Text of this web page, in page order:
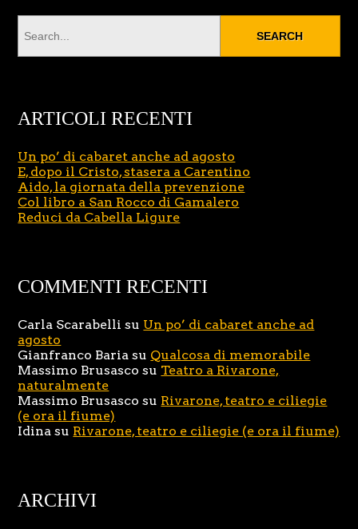
ARTICOLI RECENTI
Un po’ di cabaret anche ad agosto
E, dopo il Cristo, stasera a Carentino
Aido, la giornata della prevenzione
Col libro a San Rocco di Gamalero
Reduci da Cabella Ligure
COMMENTI RECENTI
Carla Scarabelli su Un po’ di cabaret anche ad
agosto
Gianfranco Baria su Qualcosa di memorabile
Massimo Brusasco su Teatro a Rivarone,
naturalmente
Massimo Brusasco su Rivarone, teatro e ciliegie
(e ora il fiume)
Idina su Rivarone, teatro e ciliegie (e ora il fiume)
ARCHIVI